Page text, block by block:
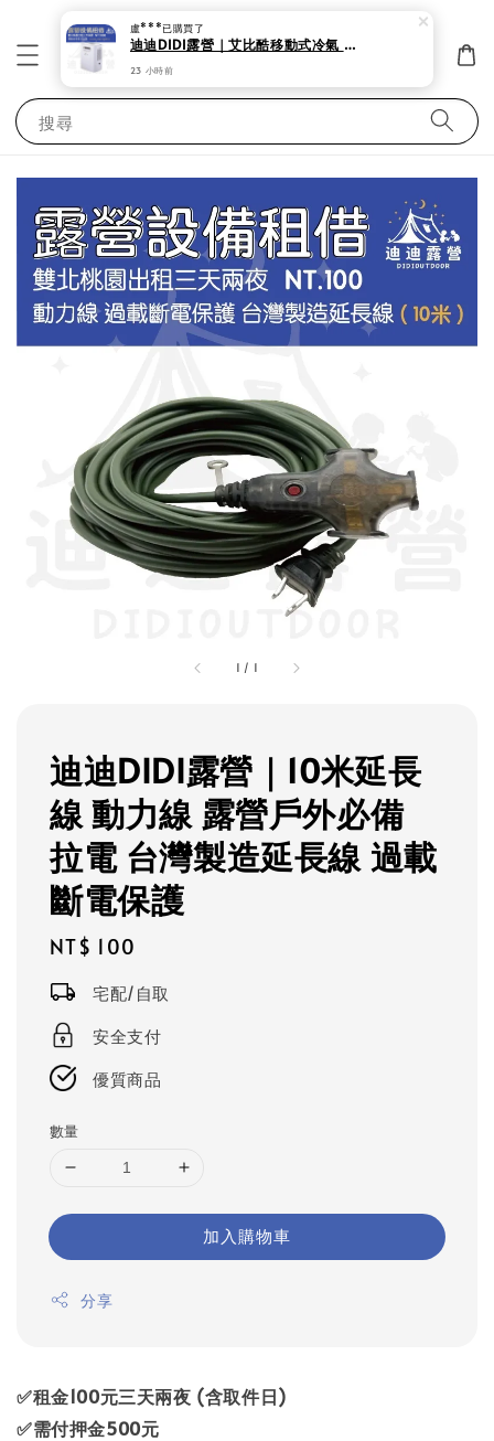
搜尋
1 / 1
迪迪DIDI露營｜10米延長
線 動力線 露營戶外必備
拉電 台灣製造延長線 過載
斷電保護
Regular
NT$ 100
宅配/自取
安全支付
優質商品
數量
加入購物車
分享
✅租金100元三天兩夜 (含取件日)
✅需付押金500元
盧***已購買了
迪迪DIDI露營｜艾比酷移動式冷氣 露營 帳蓬出租 夏天必備 艾比酷移動式冷氣 低瓦數。
23 小時前